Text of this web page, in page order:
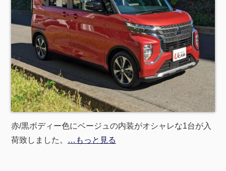
赤/黒ボディー色にベージュの内装がオシャレな1台が入
荷致しました。
…もっと見る